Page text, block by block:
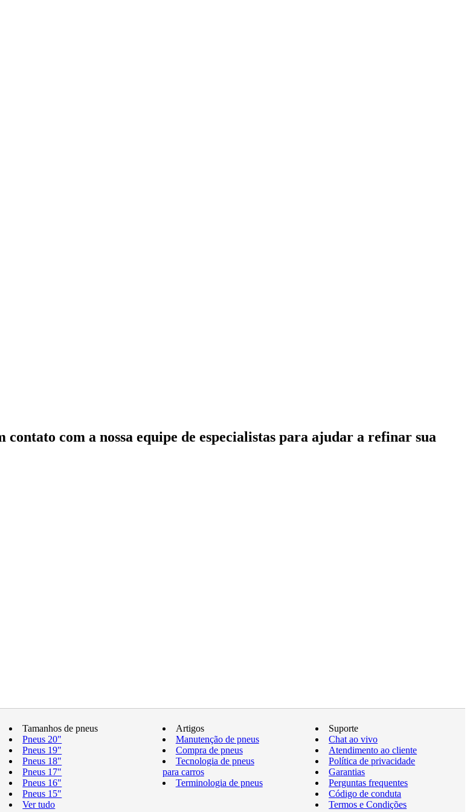
com a nossa equipe de especialistas para ajudar a refinar sua
Tamanhos de pneus
Pneus 20"
Pneus 19"
Pneus 18"
Pneus 17"
Pneus 16"
Pneus 15"
Ver tudo
Artigos
Manutenção de pneus
Compra de pneus
Tecnologia de pneus
para carros
Terminologia de pneus
Suporte
Chat ao vivo
Atendimento ao cliente
Política de privacidade
Garantias
Perguntas frequentes
Código de conduta
Termos e Condições